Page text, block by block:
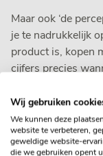
Maar ook ‘de
je te nadrukkelijk
product is, kopen
cijfers precies
als mensen het
waarderen om wat
moet lekker zijn,
De keten als
Wij gebruiken
We kunnen deze
website te verbeteren,
geweldige website-
die we gebruiken opent